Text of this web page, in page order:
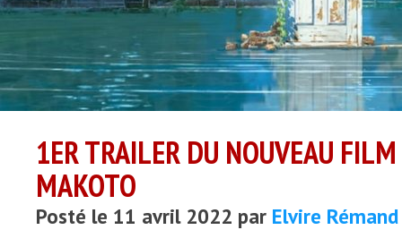
1ER TRAILER DU NOUVEAU
MAKOTO
Posté le 11 avril 2022 par Elvire Rémand